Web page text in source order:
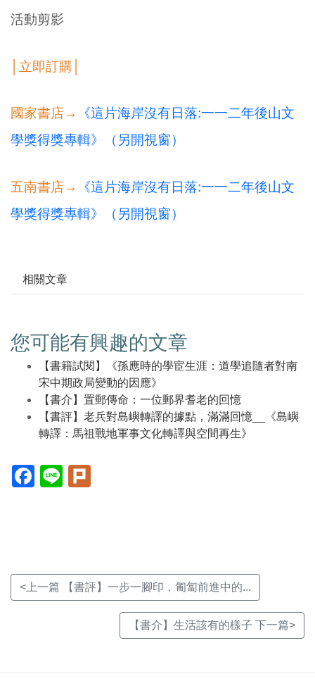
活動剪影
│立即訂購│
國家書店→
《這片海岸沒有日落:一一二年後山文
學獎得獎專輯》（另開視窗）
五南書店→
《這片海岸沒有日落:一一二年後山文
學獎得獎專輯》（另開視窗）
相關文章
您可能有興趣的文章
【書籍試閱】《孫應時的學宦生涯：道學追隨者對南
宋中期政局變動的因應》
【書介】置郵傳命：一位郵界耆老的回憶
【書評】老兵對島嶼轉譯的據點，滿滿回憶__《島嶼
轉譯：馬祖戰地軍事文化轉譯與空間再生》
Facebook(另
開
Line(另
開
<上一篇 【書評】一步一腳印，匍匐前進中的...
【書介】生活該有的樣子 下一篇>